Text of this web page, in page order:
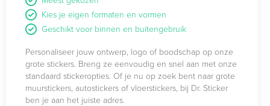
Kies je eigen formaten en vormen
Geschikt voor binnen en buitengebruik
Personaliseer jouw ontwerp, logo of boodschap op onze
grote stickers. Breng ze eenvoudig en snel aan met onze
standaard stickeropties. Of je nu op zoek bent naar grote
muurstickers, autostickers of vloerstickers, bij Dr. Sticker
ben je aan het juiste adres.